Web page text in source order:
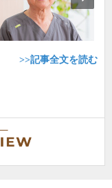
>>記事全文を読む